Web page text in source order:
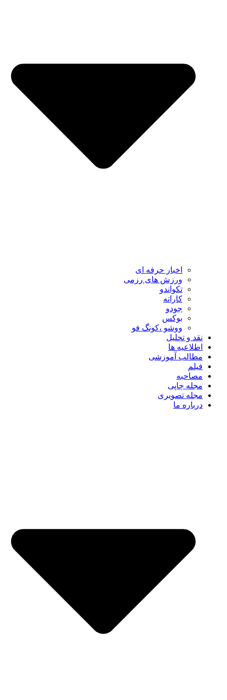
اخبار حرفه ای
ورزش های رزمی
تکواندو
کاراته
جودو
بوکس
ووشو ،کونگ فو
نقد و تحلیل
اطلاعیه ها
مطالب آموزشی
فیلم
مصاحبه
مجله چاپی
مجله تصویری
درباره ما